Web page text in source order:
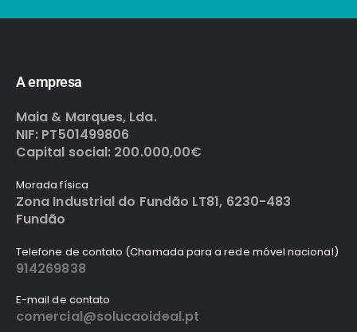
A empresa
Maia & Marques, Lda.
NIF: PT501499806
Capital social: 200.000,00€
Morada física
Zona Industrial do Fundão LT81, 6230-483
Fundão
Telefone de contato (Chamada para a rede móvel nacional)
914269838
E-mail de contato
comercial@solucaoideal.pt